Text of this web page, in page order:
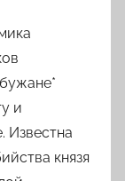
бужане*
и
. Известна
князя